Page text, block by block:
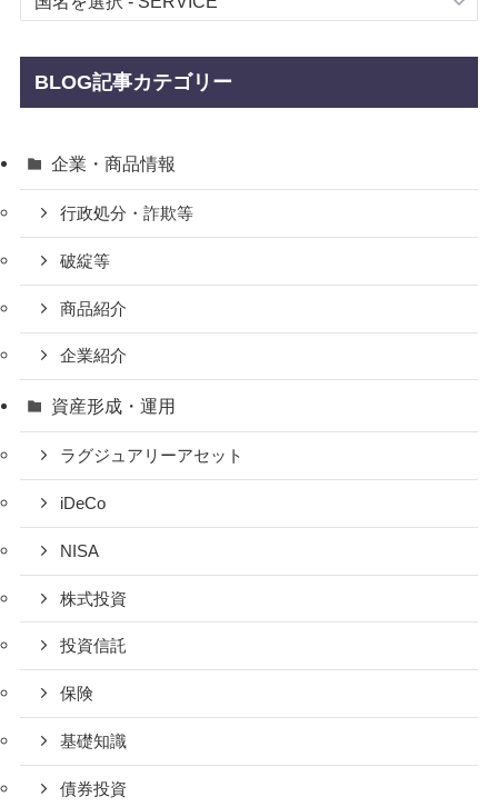
BLOG記事カテゴリー
企業・商品情報
行政処分・詐欺等
破綻等
商品紹介
企業紹介
資産形成・運用
ラグジュアリーアセット
iDeCo
NISA
株式投資
投資信託
保険
基礎知識
債券投資